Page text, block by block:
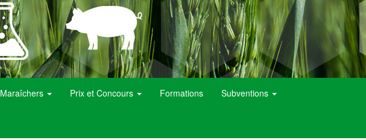
Maraîchers Prix et Concours Formations Subventions